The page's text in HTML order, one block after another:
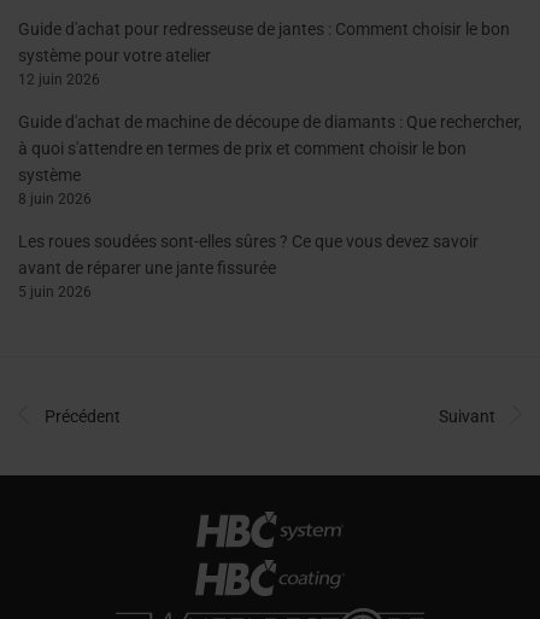
Guide d'achat pour redresseuse de jantes : Comment choisir le bon
système pour votre atelier
12 juin 2026
Guide d'achat de machine de découpe de diamants : Que rechercher,
à quoi s'attendre en termes de prix et comment choisir le bon
système
8 juin 2026
Les roues soudées sont-elles sûres ? Ce que vous devez savoir
avant de réparer une jante fissurée
5 juin 2026
Précédent Suivant